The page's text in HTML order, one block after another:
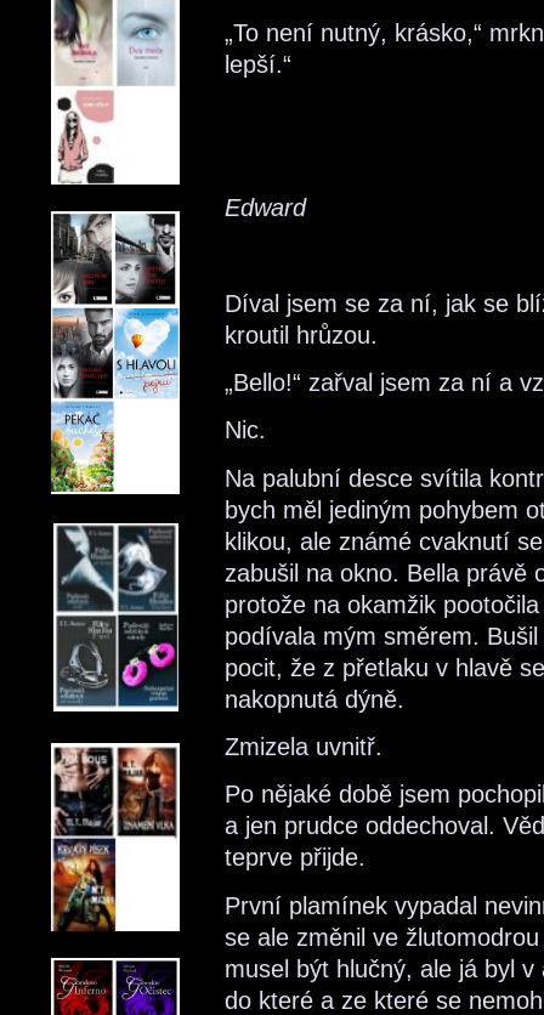
„To není nutný, krásko,“
lepší.“
Edward
Díval jsem se za ní, jak se
kroutil hrůzou.
„Bello!“ zařval jsem za ní a
Nic.
Na palubní desce svítila
bych měl jediným pohybem
klikou, ale známé cvaknutí
zabušil na okno. Bella právě
protože na okamžik
podívala mým směrem.
pocit, že z přetlaku v hlavě
nakopnutá dýně.
Zmizela uvnitř.
Po nějaké době jsem
a jen prudce oddechoval.
teprve přijde.
První plamínek vypadal
se ale změnil ve
musel být hlučný, ale já byl
do které a ze které se